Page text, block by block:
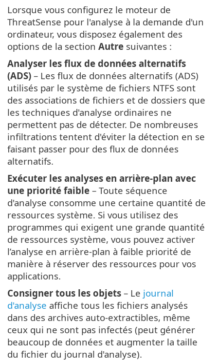
Lorsque vous configurez le moteur de
ThreatSense pour l'analyse à la demande d'un
ordinateur, vous disposez également des
options de la section Autre suivantes :
Analyser les flux de données alternatifs
(ADS) – Les flux de données alternatifs (ADS)
utilisés par le système de fichiers NTFS sont
des associations de fichiers et de dossiers que
les techniques d'analyse ordinaires ne
permettent pas de détecter. De nombreuses
infiltrations tentent d'éviter la détection en se
faisant passer pour des flux de données
alternatifs.
Exécuter les analyses en arrière-plan avec
une priorité faible – Toute séquence
d'analyse consomme une certaine quantité de
ressources système. Si vous utilisez des
programmes qui exigent une grande quantité
de ressources système, vous pouvez activer
l’analyse en arrière-plan à faible priorité de
manière à réserver des ressources pour vos
applications.
Consigner tous les objets – Le journal
d'analyse affiche tous les fichiers analysés
dans des archives auto-extractibles, même
ceux qui ne sont pas infectés (peut générer
beaucoup de données et augmenter la taille
du fichier du journal d'analyse).